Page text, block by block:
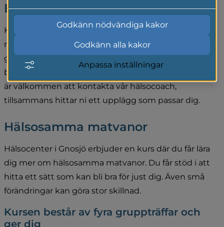
Balans i livet
Kanske vill du få stöd i att komma igång och röra dig
mer, förbättra dina matvanor eller hitta en social
gemenskap. På hälsocenter kan du få hjälp att hitta
balans mellan aktivitet, återhämtning och sömn. Du
är välkommen att kontakta vår hälsocoach,
tillsammans hittar ni ett upplägg som passar dig.
Hälsosamma matvanor
Hälsocenter i Gnosjö erbjuder en kurs där du får lära
dig mer om hälsosamma matvanor. Du får stöd i att
hitta ett sätt som kan bli bra för just dig. Även små
förändringar kan göra stor skillnad.
Kursen består av fyra gruppträffar och
ger dig
Godkänn nödvändiga kakor
Godkänn alla kakor
Anpassa inställningar